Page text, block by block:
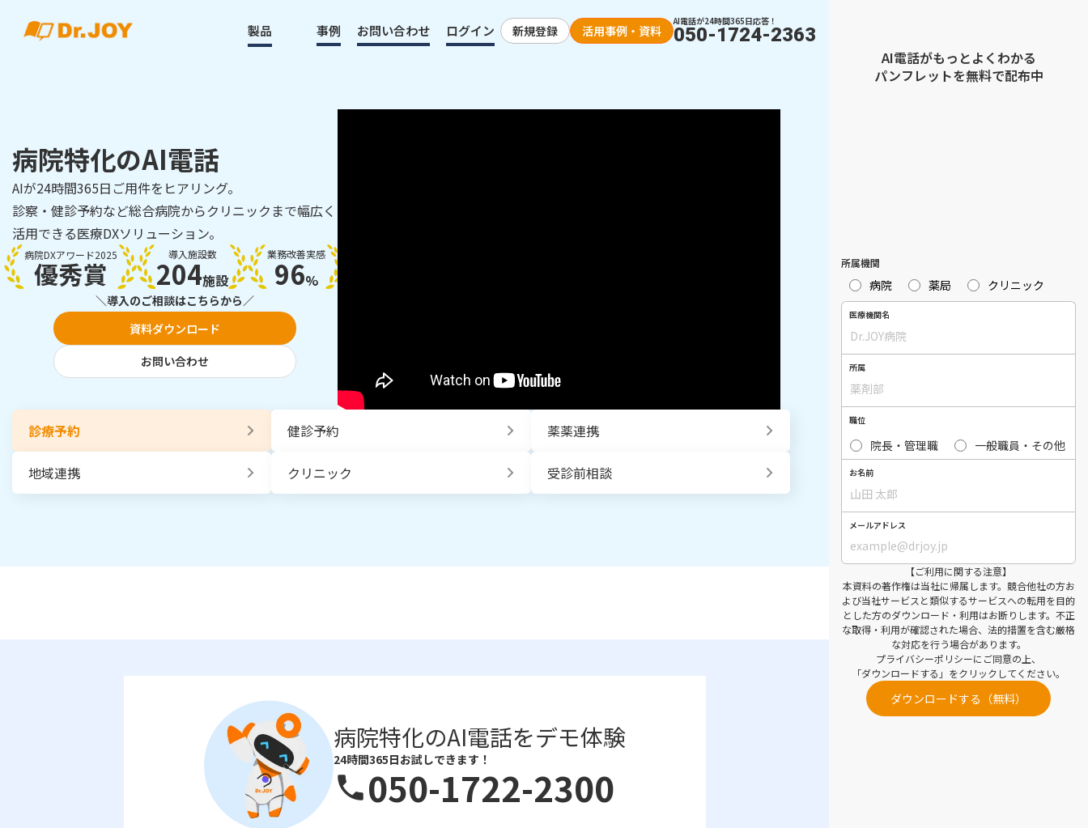
事例 お問い合わせ ログイン 新規登録 活用事例・資料
AI電話が24時間365日応答！
050-1724-2363
製品
病院特化のAI電話
AIが24時間365日ご用件をヒアリング。
診察・健診予約など総合病院からクリニックまで幅広く
活用できる医療DXソリューション。
病院DXアワード2025
優秀賞
導入施設数
204施設
業務改善実感
96%
＼導入のご相談はこちらから／
資料ダウンロード
お問い合わせ
診療予約 健診予約 薬薬連携
地域連携 クリニック 受診前相談
病院特化のAI電話をデモ体験
24時間365日お試しできます！
phone050-1722-2300
AI電話がもっとよくわかる
パンフレットを無料で配布中
所属機関
病院 薬局 クリニック
医療機関名
所属
職位
院長・管理職 一般職員・その他
お名前
メールアドレス
【ご利用に関する注意】
本資料の著作権は当社に帰属します。競合他社の方お
よび当社サービスと類似するサービスへの転用を目的
とした方のダウンロード・利用はお断りします。不正
な取得・利用が確認された場合、法的措置を含む厳格
な対応を行う場合があります。
プライバシーポリシーにご同意の上、
「ダウンロードする」をクリックしてください。
ダウンロードする（無料）